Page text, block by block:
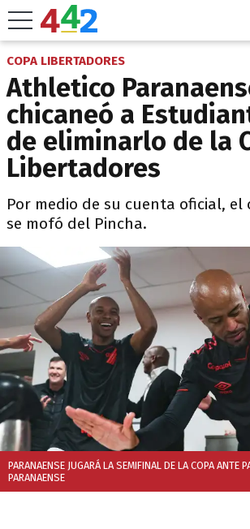
COPA LIBERTADORES
Athletico
chicaneó a
de eliminarlo de la
Libertadores
Por medio de su cuenta oficial, el
se mofó del Pincha.
PARANAENSE JUGARÁ LA SEMIFINAL DE LA COPA ANTE
PARANAENSE